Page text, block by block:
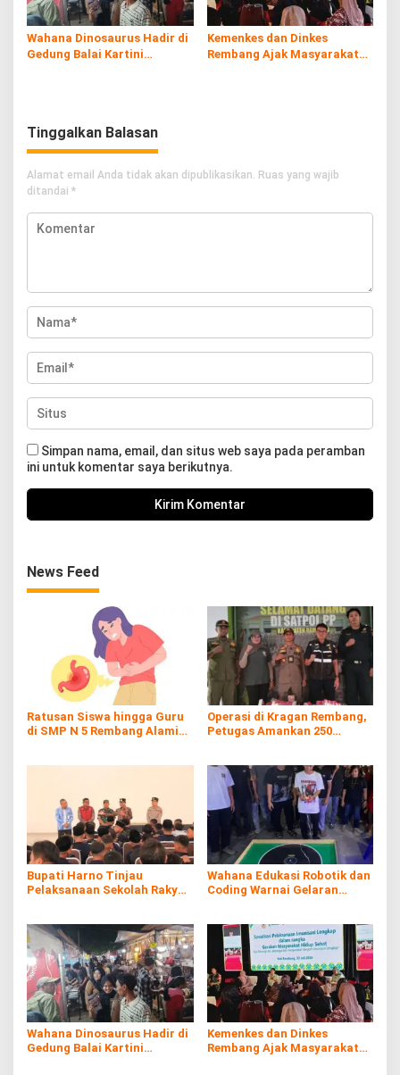
Wahana Dinosaurus Hadir di
Gedung Balai Kartini
Kemenkes dan Dinkes
Rembang Ajak Masyarakat
Tinggalkan Balasan
Alamat email Anda tidak akan dipublikasikan. Ruas yang wajib
ditandai *
Simpan nama, email, dan situs web saya pada peramban
ini untuk komentar saya berikutnya.
News Feed
Ratusan Siswa hingga Guru
di SMP N 5 Rembang Alami
Operasi di Kragan Rembang,
Petugas Amankan 250
Bupati Harno Tinjau
Pelaksanaan Sekolah Rakyat
Wahana Edukasi Robotik dan
Coding Warnai Gelaran
Wahana Dinosaurus Hadir di
Gedung Balai Kartini
Kemenkes dan Dinkes
Rembang Ajak Masyarakat